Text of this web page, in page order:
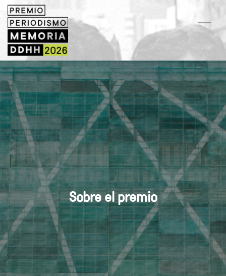
INICIO
TALLERES
SOBRE EL PREMIO
BASES Y POSTULACIONES
VERSIONES
HERRAMIENTAS Y TIPS
SEARCH
Sobre el premio